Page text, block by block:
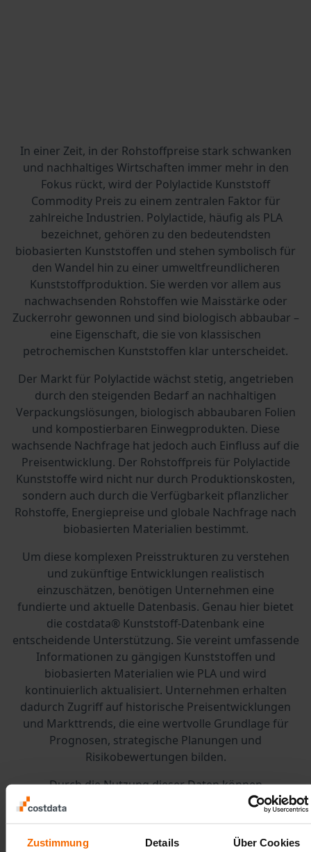
Zustimmung Details Über Cookies
In einer Zeit, in der Rohstoffpreise stark schwanken
und nachhaltiges Wirtschaften immer mehr in den
Fokus rückt, wird der Polylactide Kunststoff
Commodity Preis zu einem zentralen Faktor für
zahlreiche Industrien. Polylactide, häufig als PLA
bezeichnet, gehören zu den bedeutendsten
biobasierten Kunststoffen und stehen symbolisch für
den Wandel hin zu einer umweltfreundlicheren
Kunststoffproduktion. Sie werden vor allem aus
nachwachsenden Rohstoffen wie Maisstärke oder
Zuckerrohr gewonnen und sind biologisch abbaubar –
eine Eigenschaft, die sie von klassischen
petrochemischen Kunststoffen klar unterscheidet.
Der Markt für Polylactide wächst stetig, angetrieben
durch den steigenden Bedarf an nachhaltigen
Verpackungslösungen, biologisch abbaubaren Folien
und kompostierbaren Einwegprodukten. Diese
wachsende Nachfrage hat jedoch auch Einfluss auf die
Preisentwicklung. Der Rohstoffpreis für Polylactide
Kunststoffe wird nicht nur durch Produktionskosten,
sondern auch durch die Verfügbarkeit pflanzlicher
Rohstoffe, Energiepreise und globale Nachfrage nach
biobasierten Materialien bestimmt.
Um diese komplexen Preisstrukturen zu verstehen
und zukünftige Entwicklungen realistisch
einzuschätzen, benötigen Unternehmen eine
fundierte und aktuelle Datenbasis. Genau hier bietet
die costdata® Kunststoff-Datenbank eine
entscheidende Unterstützung. Sie vereint umfassende
Informationen zu gängigen Kunststoffen und
biobasierten Materialien wie PLA und wird
kontinuierlich aktualisiert. Unternehmen erhalten
dadurch Zugriff auf historische Preisentwicklungen
und Markttrends, die eine wertvolle Grundlage für
Prognosen, strategische Planungen und
Risikobewertungen bilden.
Durch die Nutzung dieser Daten können
Unternehmen frühzeitig auf Preisveränderungen
reagieren, Kostenstrukturen optimieren und
nachhaltige Alternativen bewerten. Gerade im Hinblick